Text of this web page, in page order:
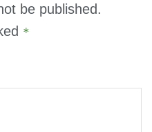
be published.
*